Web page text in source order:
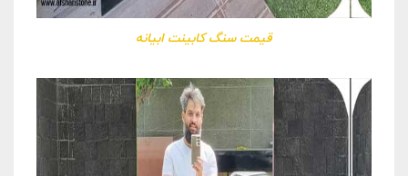
قیمت سنگ کابینت ابیانه